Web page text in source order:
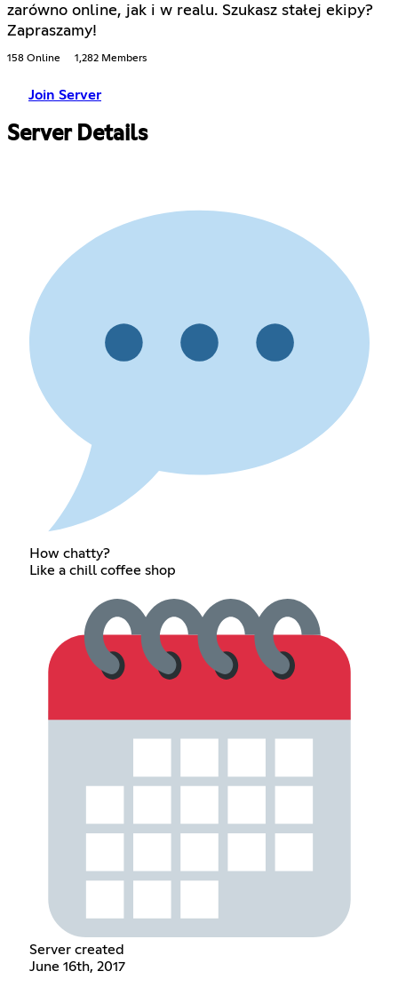
zarówno online, jak i w realu. Szukasz stałej ekipy?
Zapraszamy!
158 Online 1,282 Members
Join Server
Server Details
How chatty?
Like a chill coffee shop
Server created
June 16th, 2017